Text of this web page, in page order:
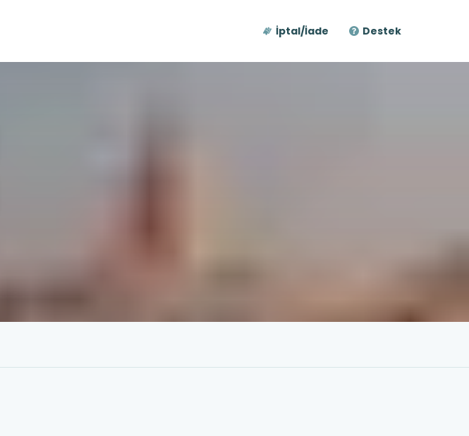
İptal/İade Destek